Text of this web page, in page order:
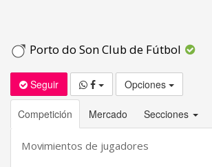
Porto do Son Club de Fútbol
Seguir Opciones
Competición Mercado Secciones
Movimientos de jugadores